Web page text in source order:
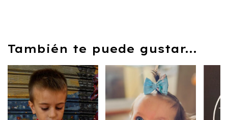
También te puede gustar...